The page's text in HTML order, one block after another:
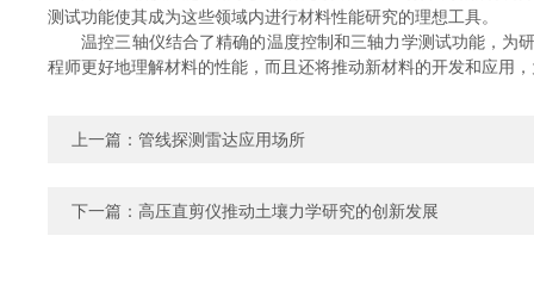
测试功能使其成为这些领域内进行材料性能研究的理想工具。
温控三轴仪结合了精确的温度控制和三轴力学测试功能，为研
程师更好地理解材料的性能，而且还将推动新材料的开发和应用
上一篇： 管线探测雷达应用场所
下一篇： 高压直剪仪推动土壤力学研究的创新发展